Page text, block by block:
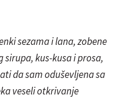
sezama i lana, zobene
sirupa, kus-kusa i prosa,
da sam oduševljena sa
veseli otkrivanje